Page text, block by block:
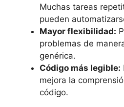
Muchas tareas
pueden
Mayor flexibilidad:
problemas de
genérica.
Código más legible:
mejora la
código.